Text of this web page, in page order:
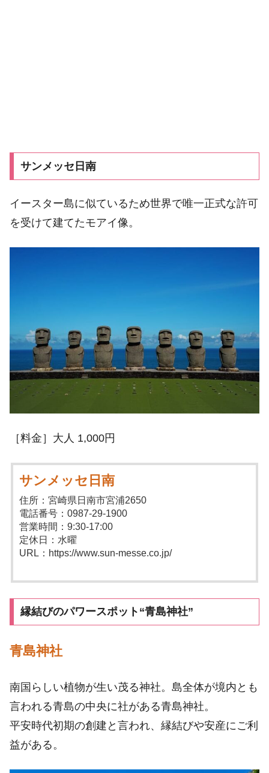
サンメッセ日南
イースター島に似ているため世界で唯一正式な許可
を受けて建てたモアイ像。
［料金］大人 1,000円
サンメッセ日南
住所：宮崎県日南市宮浦2650
電話番号：0987-29-1900
営業時間：9:30-17:00
定休日：水曜
URL：https://www.sun-messe.co.jp/
縁結びのパワースポット“青島神社”
青島神社
南国らしい植物が生い茂る神社。島全体が境内とも
言われる青島の中央に社がある青島神社。
平安時代初期の創建と言われ、縁結びや安産にご利
益がある。